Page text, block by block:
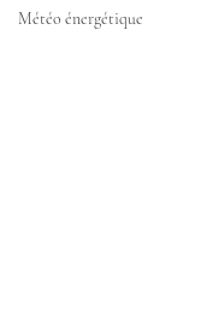
Météo énergétique